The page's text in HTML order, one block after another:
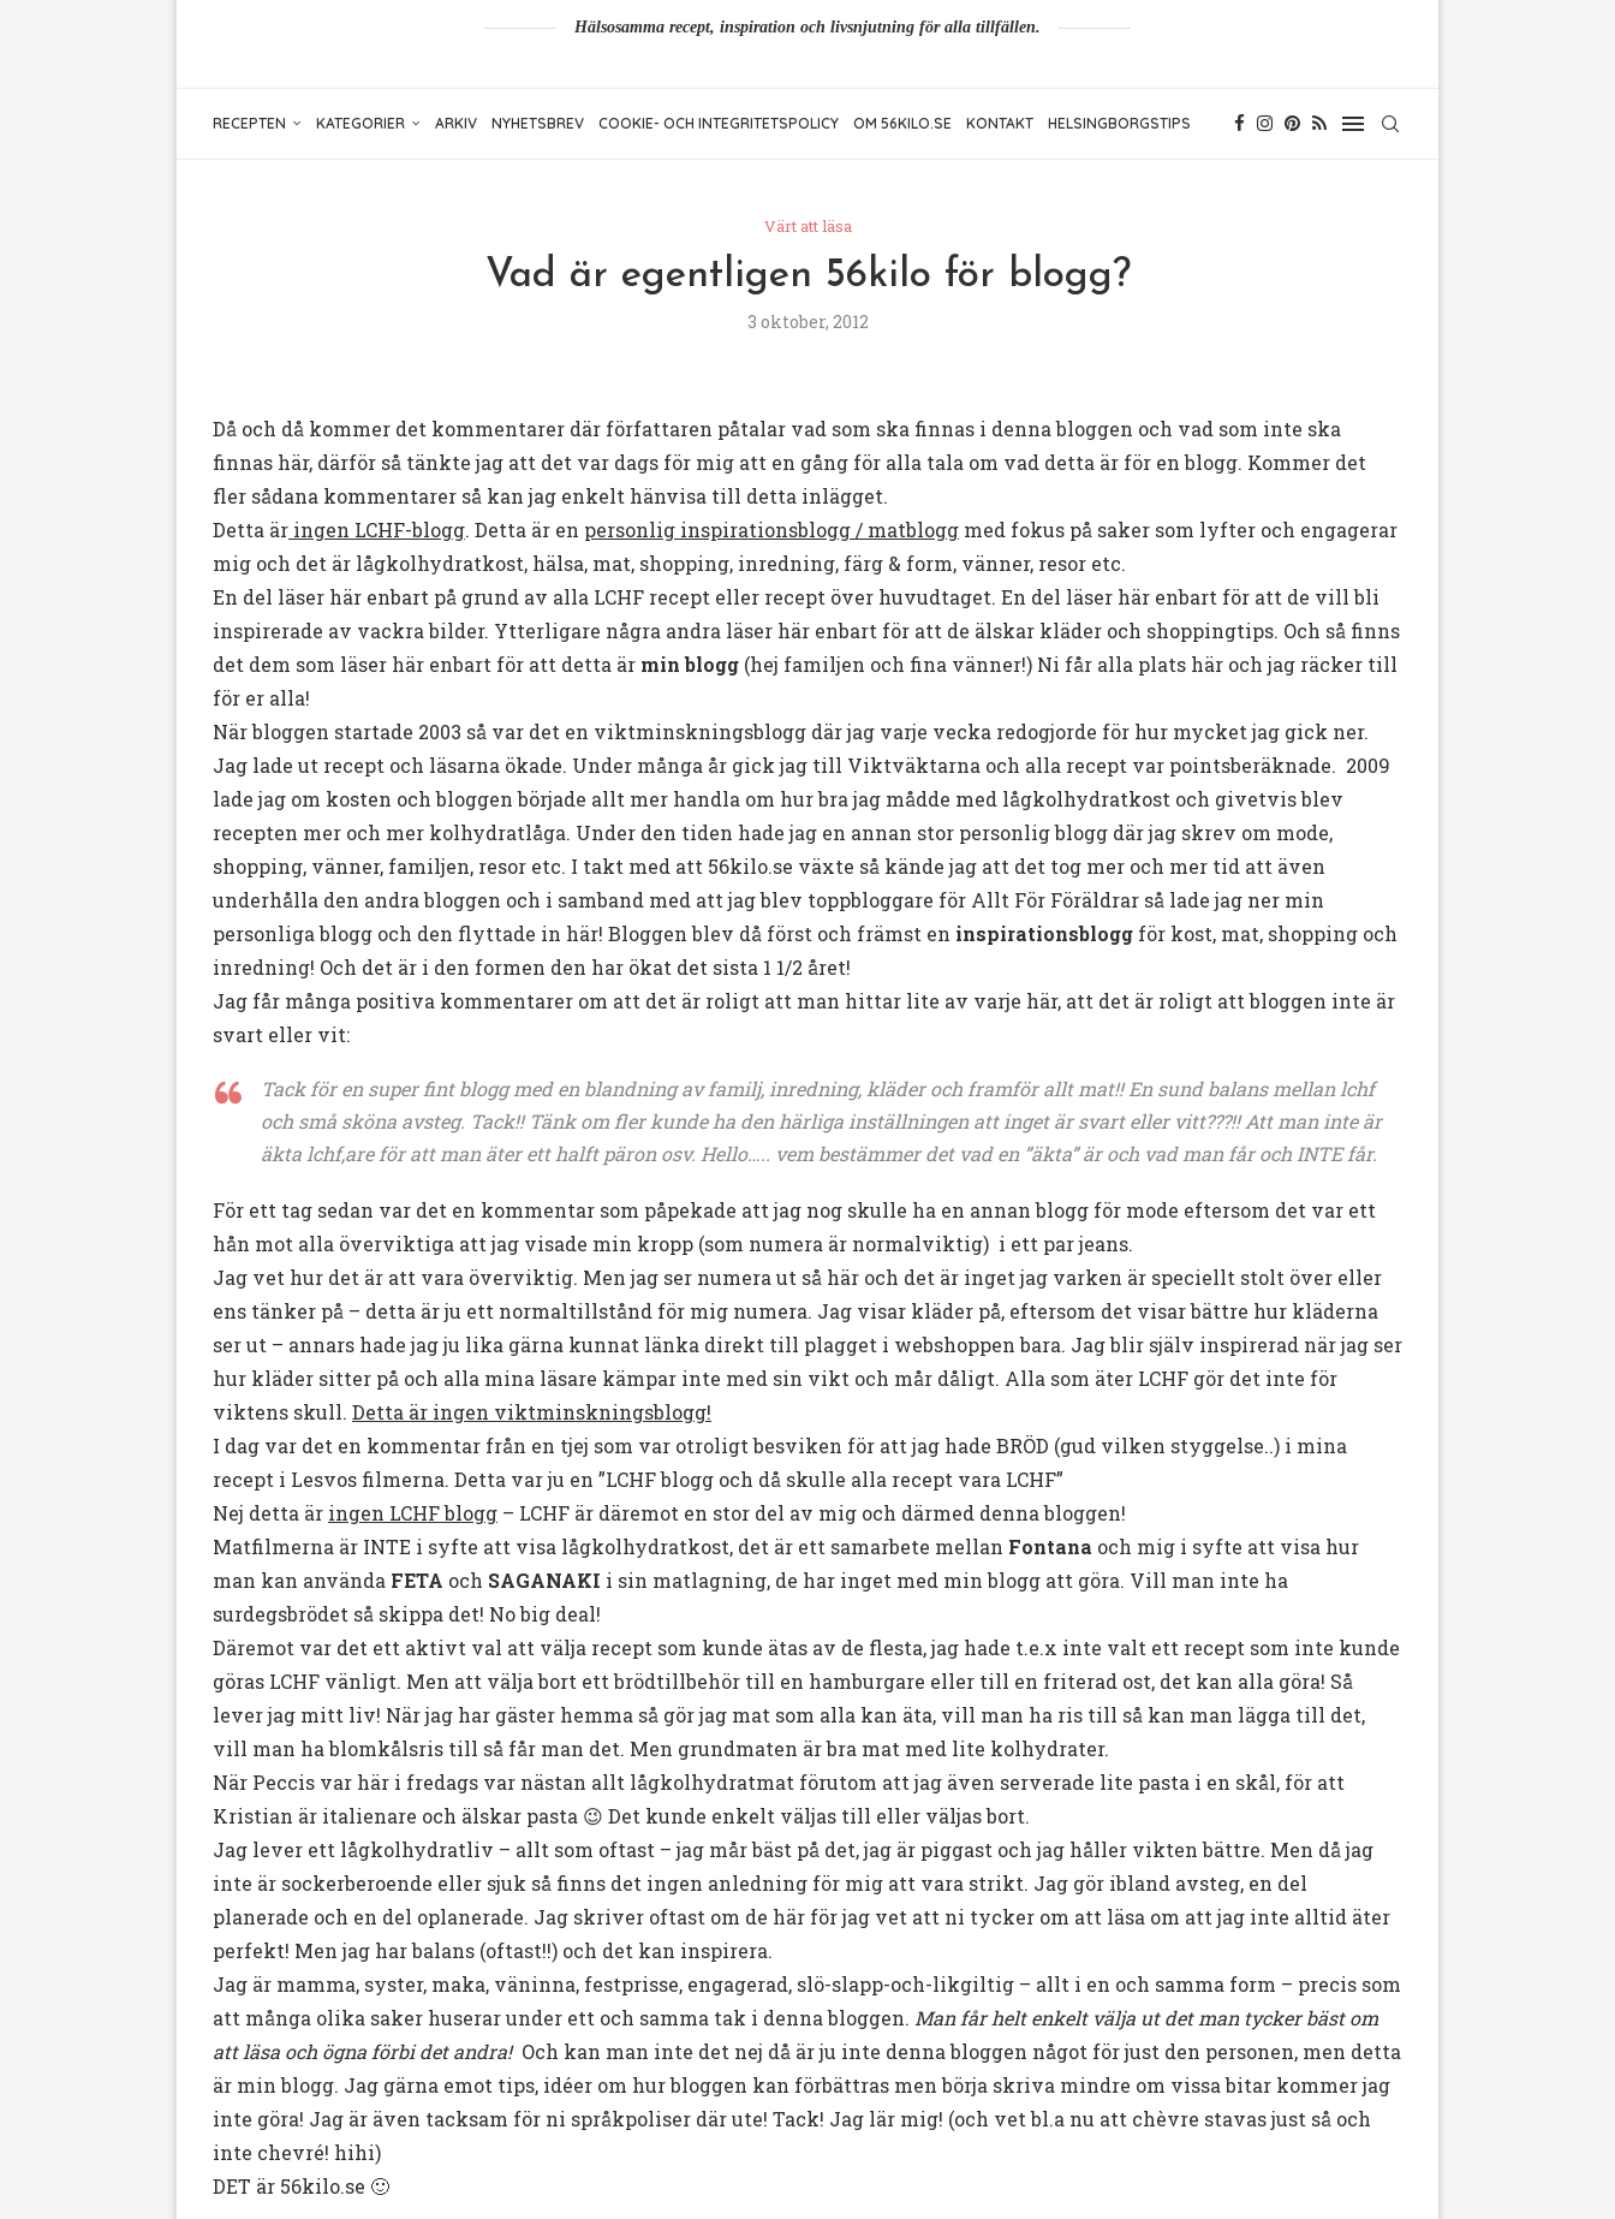
Hälsosamma recept, inspiration och livsnjutning för alla tillfällen.
RECEPTEN KATEGORIER ARKIV NYHETSBREV COOKIE- OCH INTEGRITETSPOLICY OM 56KILO.SE KONTAKT HELSINGBORGSTIPS
Värt att läsa
Vad är egentligen 56kilo för blogg?
3 oktober, 2012
Då och då kommer det kommentarer där författaren påtalar vad som ska finnas i denna bloggen och vad som inte ska
finnas här, därför så tänkte jag att det var dags för mig att en gång för alla tala om vad detta är för en blogg. Kommer det
fler sådana kommentarer så kan jag enkelt hänvisa till detta inlägget.
Detta är ingen LCHF-blogg. Detta är en personlig inspirationsblogg / matblogg med fokus på saker som lyfter och engagerar
mig och det är lågkolhydratkost, hälsa, mat, shopping, inredning, färg & form, vänner, resor etc.
En del läser här enbart på grund av alla LCHF recept eller recept över huvudtaget. En del läser här enbart för att de vill bli
inspirerade av vackra bilder. Ytterligare några andra läser här enbart för att de älskar kläder och shoppingtips. Och så finns
det dem som läser här enbart för att detta är min blogg (hej familjen och fina vänner!) Ni får alla plats här och jag räcker till
för er alla!
När bloggen startade 2003 så var det en viktminskningsblogg där jag varje vecka redogjorde för hur mycket jag gick ner.
Jag lade ut recept och läsarna ökade. Under många år gick jag till Viktväktarna och alla recept var pointsberäknade. 2009
lade jag om kosten och bloggen började allt mer handla om hur bra jag mådde med lågkolhydratkost och givetvis blev
recepten mer och mer kolhydratlåga. Under den tiden hade jag en annan stor personlig blogg där jag skrev om mode,
shopping, vänner, familjen, resor etc. I takt med att 56kilo.se växte så kände jag att det tog mer och mer tid att även
underhålla den andra bloggen och i samband med att jag blev toppbloggare för Allt För Föräldrar så lade jag ner min
personliga blogg och den flyttade in här! Bloggen blev då först och främst en inspirationsblogg för kost, mat, shopping och
inredning! Och det är i den formen den har ökat det sista 1 1/2 året!
Jag får många positiva kommentarer om att det är roligt att man hittar lite av varje här, att det är roligt att bloggen inte är
svart eller vit:
Tack för en super fint blogg med en blandning av familj, inredning, kläder och framför allt mat!! En sund balans mellan lchf
och små sköna avsteg. Tack!! Tänk om fler kunde ha den härliga inställningen att inget är svart eller vitt???!! Att man inte är
äkta lchf,are för att man äter ett halft päron osv. Hello….. vem bestämmer det vad en ”äkta” är och vad man får och INTE får.
För ett tag sedan var det en kommentar som påpekade att jag nog skulle ha en annan blogg för mode eftersom det var ett
hån mot alla överviktiga att jag visade min kropp (som numera är normalviktig) i ett par jeans.
Jag vet hur det är att vara överviktig. Men jag ser numera ut så här och det är inget jag varken är speciellt stolt över eller
ens tänker på – detta är ju ett normaltillstånd för mig numera. Jag visar kläder på, eftersom det visar bättre hur kläderna
ser ut – annars hade jag ju lika gärna kunnat länka direkt till plagget i webshoppen bara. Jag blir själv inspirerad när jag ser
hur kläder sitter på och alla mina läsare kämpar inte med sin vikt och mår dåligt. Alla som äter LCHF gör det inte för
viktens skull. Detta är ingen viktminskningsblogg!
I dag var det en kommentar från en tjej som var otroligt besviken för att jag hade BRÖD (gud vilken styggelse..) i mina
recept i Lesvos filmerna. Detta var ju en ”LCHF blogg och då skulle alla recept vara LCHF”
Nej detta är ingen LCHF blogg – LCHF är däremot en stor del av mig och därmed denna bloggen!
Matfilmerna är INTE i syfte att visa lågkolhydratkost, det är ett samarbete mellan Fontana och mig i syfte att visa hur
man kan använda FETA och SAGANAKI i sin matlagning, de har inget med min blogg att göra. Vill man inte ha
surdegsbrödet så skippa det! No big deal!
Däremot var det ett aktivt val att välja recept som kunde ätas av de flesta, jag hade t.e.x inte valt ett recept som inte kunde
göras LCHF vänligt. Men att välja bort ett brödtillbehör till en hamburgare eller till en friterad ost, det kan alla göra! Så
lever jag mitt liv! När jag har gäster hemma så gör jag mat som alla kan äta, vill man ha ris till så kan man lägga till det,
vill man ha blomkålsris till så får man det. Men grundmaten är bra mat med lite kolhydrater.
När Peccis var här i fredags var nästan allt lågkolhydratmat förutom att jag även serverade lite pasta i en skål, för att
Kristian är italienare och älskar pasta 😉 Det kunde enkelt väljas till eller väljas bort.
Jag lever ett lågkolhydratliv – allt som oftast – jag mår bäst på det, jag är piggast och jag håller vikten bättre. Men då jag
inte är sockerberoende eller sjuk så finns det ingen anledning för mig att vara strikt. Jag gör ibland avsteg, en del
planerade och en del oplanerade. Jag skriver oftast om de här för jag vet att ni tycker om att läsa om att jag inte alltid äter
perfekt! Men jag har balans (oftast!!) och det kan inspirera.
Jag är mamma, syster, maka, väninna, festprisse, engagerad, slö-slapp-och-likgiltig – allt i en och samma form – precis som
att många olika saker huserar under ett och samma tak i denna bloggen. Man får helt enkelt välja ut det man tycker bäst om
att läsa och ögna förbi det andra! Och kan man inte det nej då är ju inte denna bloggen något för just den personen, men detta
är min blogg. Jag gärna emot tips, idéer om hur bloggen kan förbättras men börja skriva mindre om vissa bitar kommer jag
inte göra! Jag är även tacksam för ni språkpoliser där ute! Tack! Jag lär mig! (och vet bl.a nu att chèvre stavas just så och
inte chevré! hihi)
DET är 56kilo.se 🙂